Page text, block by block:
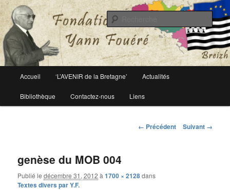
Fondation Yann Fouéré
Le site officiel de la fondation Yann Fouéré
principal
Aller
au
Accueil ‘L’AVENIR de la Bretagne’ Actualités
Bibliothèque Contactez-nous Liens
Navigation
← Précédent Suivant →
genèse du MOB 004
Publié ledécembre 31, 2012 à1700 × 2128dans
Textes divers par Y.F.